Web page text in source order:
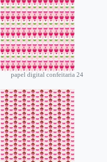
papel digital confeitaria 24